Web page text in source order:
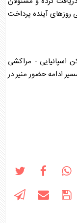
روز‌های آینده پرداخت
اسپانیایی - مراکشی
ادامه حضور منیر در